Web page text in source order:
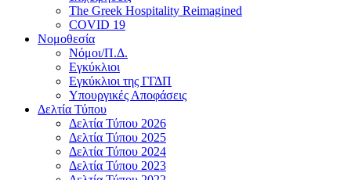
The Greek Hospitality Reimagined
COVID 19
Νομοθεσία
Νόμοι/Π.Δ.
Εγκύκλιοι
Εγκύκλιοι της ΓΓΔΠ
Υπουργικές Αποφάσεις
Δελτία Τύπου
Δελτία Τύπου 2026
Δελτία Τύπου 2025
Δελτία Τύπου 2024
Δελτία Τύπου 2023